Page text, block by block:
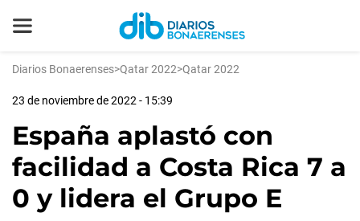
Diarios Bonaerenses>Qatar 2022>Qatar 2022
23 de noviembre de 2022 - 15:39
España aplastó con
facilidad a Costa Rica 7 a
0 y lidera el Grupo E